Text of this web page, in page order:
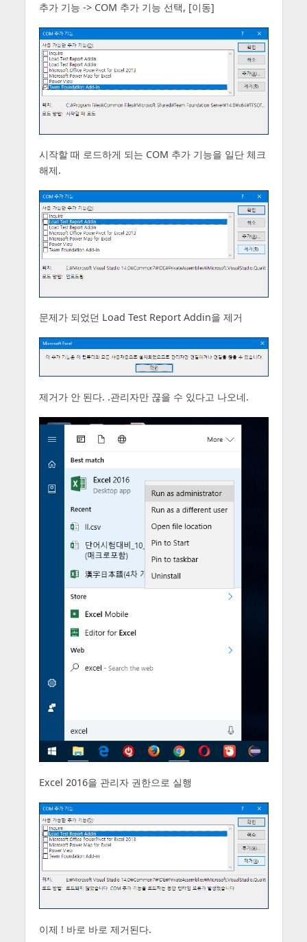
추가 기능 -> COM 추가 기능 선택, [이동]
시작할 때 로드하게 되는 COM 추가 기능을 일단 체크
해제.
문제가 되었던 Load Test Report Addin을 제거
제거가 안 된다. .관리자만 끊을 수 있다고 나오네.
Excel 2016을 관리자 권한으로 실행
이제 ! 바로 바로 제거된다.